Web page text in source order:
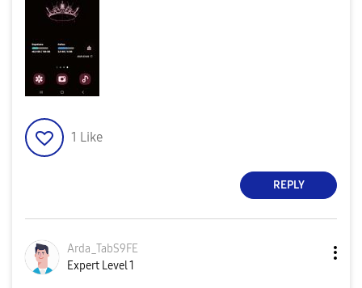
1 Like
REPLY
Arda_TabS9FE
Expert Level 1